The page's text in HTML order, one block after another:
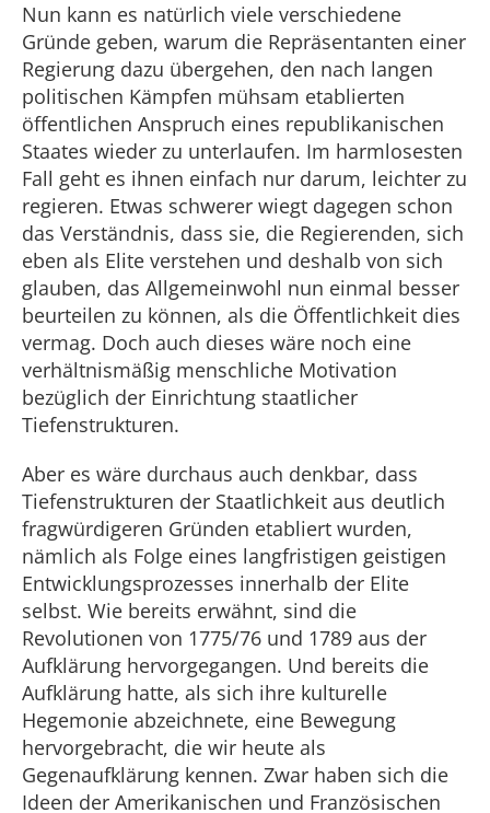
Nun kann es natürlich viele verschiedene
Gründe geben, warum die Repräsentanten einer
Regierung dazu übergehen, den nach langen
politischen Kämpfen mühsam etablierten
öffentlichen Anspruch eines republikanischen
Staates wieder zu unterlaufen. Im harmlosesten
Fall geht es ihnen einfach nur darum, leichter zu
regieren. Etwas schwerer wiegt dagegen schon
das Verständnis, dass sie, die Regierenden, sich
eben als Elite verstehen und deshalb von sich
glauben, das Allgemeinwohl nun einmal besser
beurteilen zu können, als die Öffentlichkeit dies
vermag. Doch auch dieses wäre noch eine
verhältnismäßig menschliche Motivation
bezüglich der Einrichtung staatlicher
Tiefenstrukturen.
Aber es wäre durchaus auch denkbar, dass
Tiefenstrukturen der Staatlichkeit aus deutlich
fragwürdigeren Gründen etabliert wurden,
nämlich als Folge eines langfristigen geistigen
Entwicklungsprozesses innerhalb der Elite
selbst. Wie bereits erwähnt, sind die
Revolutionen von 1775/76 und 1789 aus der
Aufklärung hervorgegangen. Und bereits die
Aufklärung hatte, als sich ihre kulturelle
Hegemonie abzeichnete, eine Bewegung
hervorgebracht, die wir heute als
Gegenaufklärung kennen. Zwar haben sich die
Ideen der Amerikanischen und Französischen